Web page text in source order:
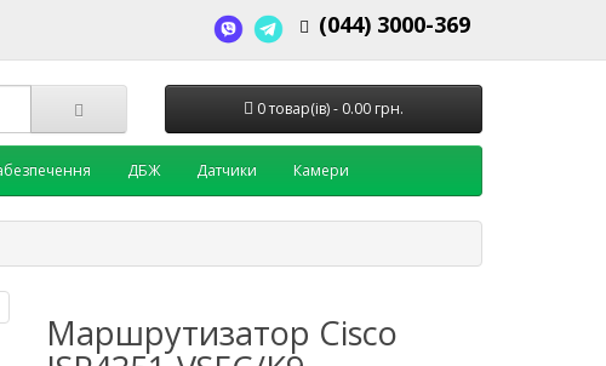
(044) 3000-369
0 товар(ів) - 0.00 грн.
ДБЖ Датчики Камери
Маршрутизатор Cisco